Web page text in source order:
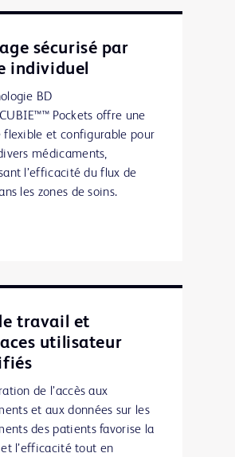
sécurisé par
individuel
BD
Pockets offre une
flexible et configurable pour
médicaments,
l’efficacité du flux de
les zones de soins.
travail et
utilisateur
de l’accès aux
et aux données sur les
des patients favorise la
l’efficacité tout en